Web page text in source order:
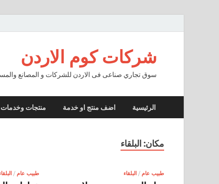
شركات كوم الاردن
سوق تجاري صناعى فى الاردن للشركات و المصانع
الرئيسية اضف منتج او خدمة منتجات وخدمات
مكان: البلقاء
طبيب عام / البلقاء طبيب عام /